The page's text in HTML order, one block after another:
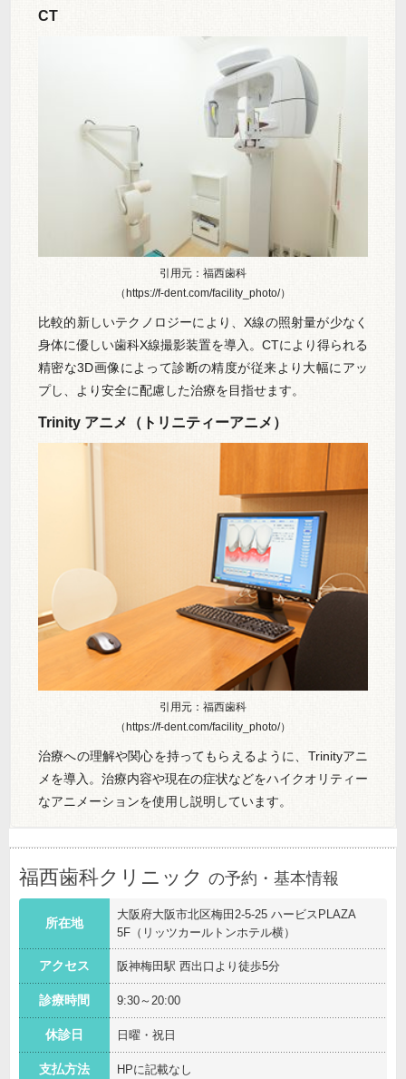
CT
引用元：福西歯科
（https://f-dent.com/facility_photo/）
比較的新しいテクノロジーにより、X線の照射量が少なく
身体に優しい歯科X線撮影装置を導入。CTにより得られる
精密な3D画像によって診断の精度が従来より大幅にアッ
プし、より安全に配慮した治療を目指せます。
Trinity アニメ（トリニティーアニメ）
引用元：福西歯科
（https://f-dent.com/facility_photo/）
治療への理解や関心を持ってもらえるように、Trinityアニ
メを導入。治療内容や現在の症状などをハイクオリティー
なアニメーションを使用し説明しています。
福西歯科クリニック の予約・基本情報
所在地
大阪府大阪市北区梅田2-5-25 ハービスPLAZA
5F（リッツカールトンホテル横）
アクセス 阪神梅田駅 西出口より徒歩5分
診療時間 9:30～20:00
休診日 日曜・祝日
支払方法 HPに記載なし